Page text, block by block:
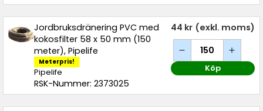
Jordbruksdränering PVC med
kokosfilter 58 x 50 mm (150
meter), Pipelife
Meterpris!
Pipelife
RSK-Nummer: 2373025
44 kr (exkl. moms)
Köp